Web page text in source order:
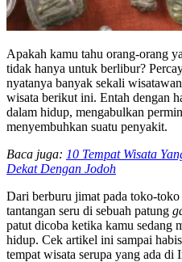
Apakah kamu tahu orang-orang
tidak hanya untuk berlibur?
nyatanya banyak sekali
wisata berikut ini. Entah dengan
dalam hidup, mengabulkan
menyembuhkan suatu penyakit.
Baca juga: 10 Tempat Wisata
Dekat Dengan Jodoh
Dari berburu jimat pada toko-
tantangan seru di sebuah patung
patut dicoba ketika kamu sedang
hidup. Cek artikel ini sampai
tempat wisata serupa yang ada di